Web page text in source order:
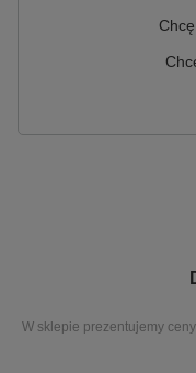
W sklepie prezentujemy ceny